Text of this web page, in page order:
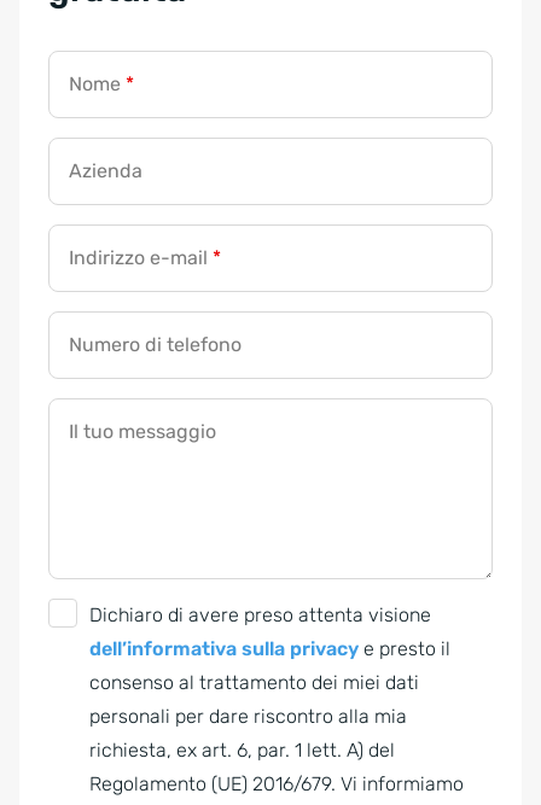
Nome *
Azienda
Indirizzo e-mail *
Numero di telefono
Il tuo messaggio
Dichiaro di avere preso attenta visione
dell’informativa sulla privacy e presto il
consenso al trattamento dei miei dati
personali per dare riscontro alla mia
richiesta, ex art. 6, par. 1 lett. A) del
Regolamento (UE) 2016/679. Vi informiamo